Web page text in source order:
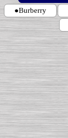
●Burberry